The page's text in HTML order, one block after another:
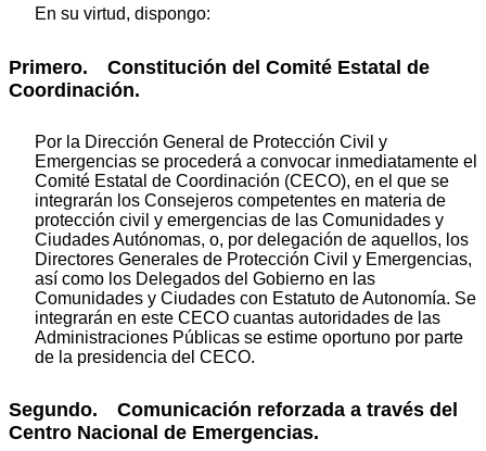
En su virtud, dispongo:
Primero. Constitución del Comité Estatal de
Coordinación.
Por la Dirección General de Protección Civil y
Emergencias se procederá a convocar inmediatamente el
Comité Estatal de Coordinación (CECO), en el que se
integrarán los Consejeros competentes en materia de
protección civil y emergencias de las Comunidades y
Ciudades Autónomas, o, por delegación de aquellos, los
Directores Generales de Protección Civil y Emergencias,
así como los Delegados del Gobierno en las
Comunidades y Ciudades con Estatuto de Autonomía. Se
integrarán en este CECO cuantas autoridades de las
Administraciones Públicas se estime oportuno por parte
de la presidencia del CECO.
Segundo. Comunicación reforzada a través del
Centro Nacional de Emergencias.